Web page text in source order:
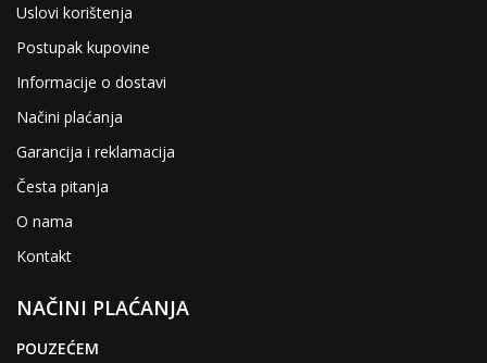
Uslovi korištenja
Postupak kupovine
Informacije o dostavi
Načini plaćanja
Garancija i reklamacija
Česta pitanja
O nama
Kontakt
NAČINI PLAĆANJA
POUZEĆEM